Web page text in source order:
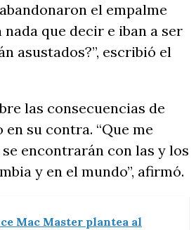
el empalme
que decir e iban a ser
asustados?”, escribió el
las consecuencias de
su contra. “Que me
encontrarán con las y los
y en el mundo”, afirmó.
Mac Master plantea al